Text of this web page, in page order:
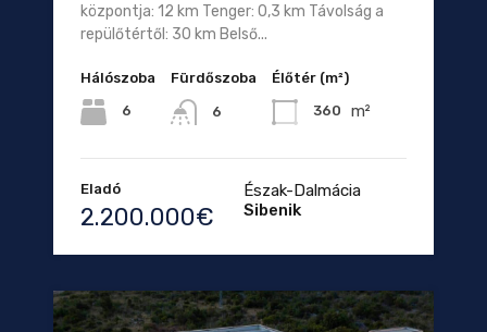
központja: 12 km Tenger: 0,3 km Távolság a
repülőtértől: 30 km Belső...
Hálószoba
6
Fürdőszoba
6
Élőtér (m²)
360 m²
Eladó
2.200.000€
Észak-Dalmácia
Sibenik